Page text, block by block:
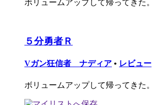
ボリュームアップして帰ってきた。
５分勇者Ｒ
Vガン狂信者 ナディア • レビュー
ボリュームアップして帰ってきた。